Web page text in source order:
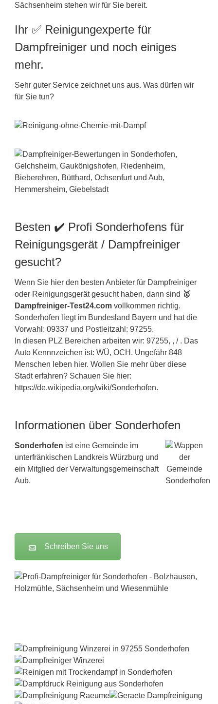
Sächsenheim stehen wir für Sie bereit.
Ihr ✅ Reinigungexperte für
Dampfreiniger und noch einiges
mehr.
Sehr guter Service zeichnet uns aus. Was dürfen wir
für Sie tun?
Besten ✔️ Profi Sonderhofens für
Reinigungsgerät / Dampfreiniger
gesucht?
Wenn Sie hier den besten Anbieter für Dampfreiniger
oder Reinigungsgerät gesucht haben, dann sind 🥇
Dampfreiniger-Test24.com vollkommen richtig.
Sonderhofen liegt im Bundesland Bayern und hat die
Vorwahl: 09337 und Postleitzahl: 97255.
In diesen PLZ Bereichen arbeiten wir: 97255, , / . Das
Auto Kennnzeichen ist: WÜ, OCH. Ungefähr 848
Menschen leben hier. Wollen Sie mehr über diese
Stadt erfahren? Schauen Sie hier:
https://de.wikipedia.org/wiki/Sonderhofen.
Informationen über Sonderhofen
Sonderhofen ist eine Gemeinde im
unterfränkischen Landkreis Würzburg und
ein Mitglied der Verwaltungsgemeinschaft
Aub.
Schreiben Sie uns